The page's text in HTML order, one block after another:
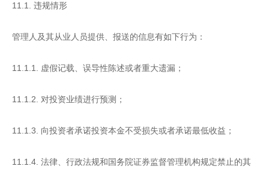
11.1. 违规情形
管理人及其从业人员提供、报送的信息有如下行为：
11.1.1. 虚假记载、误导性陈述或者重大遗漏；
11.1.2. 对投资业绩进行预测；
11.1.3. 向投资者承诺投资本金不受损失或者承诺最低收益；
11.1.4. 法律、行政法规和国务院证券监督管理机构规定禁止的其